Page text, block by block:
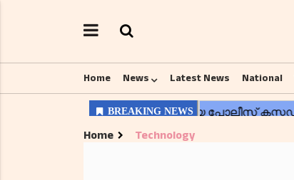
Home News Latest News National
Home Technology